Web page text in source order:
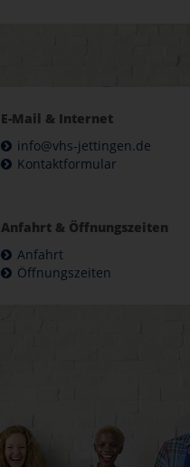
E-Mail & Internet
info@vhs-jettingen.de
Kontaktformular
Anfahrt & Öffnungszeiten
Anfahrt
Öffnungszeiten